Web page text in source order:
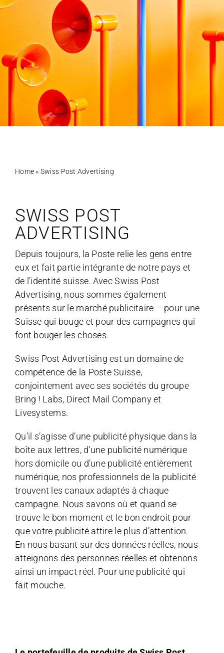
Home » Swiss Post Advertising
SWISS POST
ADVERTISING
Depuis toujours, la Poste relie les gens entre
eux et fait partie intégrante de notre pays et
de l’identité suisse. Avec Swiss Post
Advertising, nous sommes également
présents sur le marché publicitaire – pour une
Suisse qui bouge et pour des campagnes qui
font bouger les choses.
Swiss Post Advertising est un domaine de
compétence de la Poste Suisse,
conjointement avec ses sociétés du groupe
Bring ! Labs, Direct Mail Company et
Livesystems.
Qu’il s’agisse d’une publicité physique dans la
boîte aux lettres, d’une publicité numérique
hors domicile ou d’une publicité entièrement
numérique, nos professionnels de la publicité
trouvent les canaux adaptés à chaque
campagne. Nous savons où et quand se
trouve le bon moment et le bon endroit pour
que votre publicité attire le plus d’attention.
En nous basant sur des données réelles, nous
atteignons des personnes réelles et obtenons
ainsi un impact réel. Pour une publicité qui
fait mouche.